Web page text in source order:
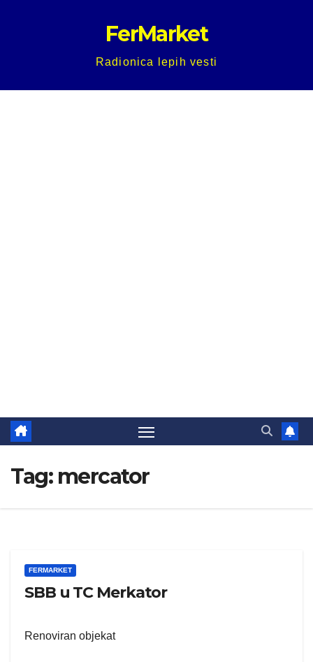
FerMarket
Radionica lepih vesti
Tag: mercator
FERMARKET
SBB u TC Merkator
Renoviran objekat